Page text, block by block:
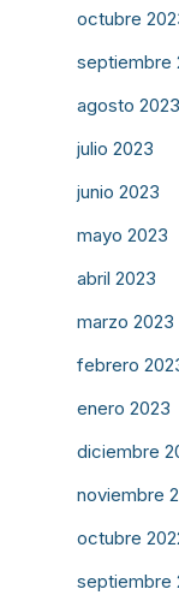
octubre
septiembre
agosto 2023
julio 2023
junio 2023
mayo 2023
abril 2023
marzo 2023
febrero
enero 2023
diciembre
noviembre
octubre
septiembre